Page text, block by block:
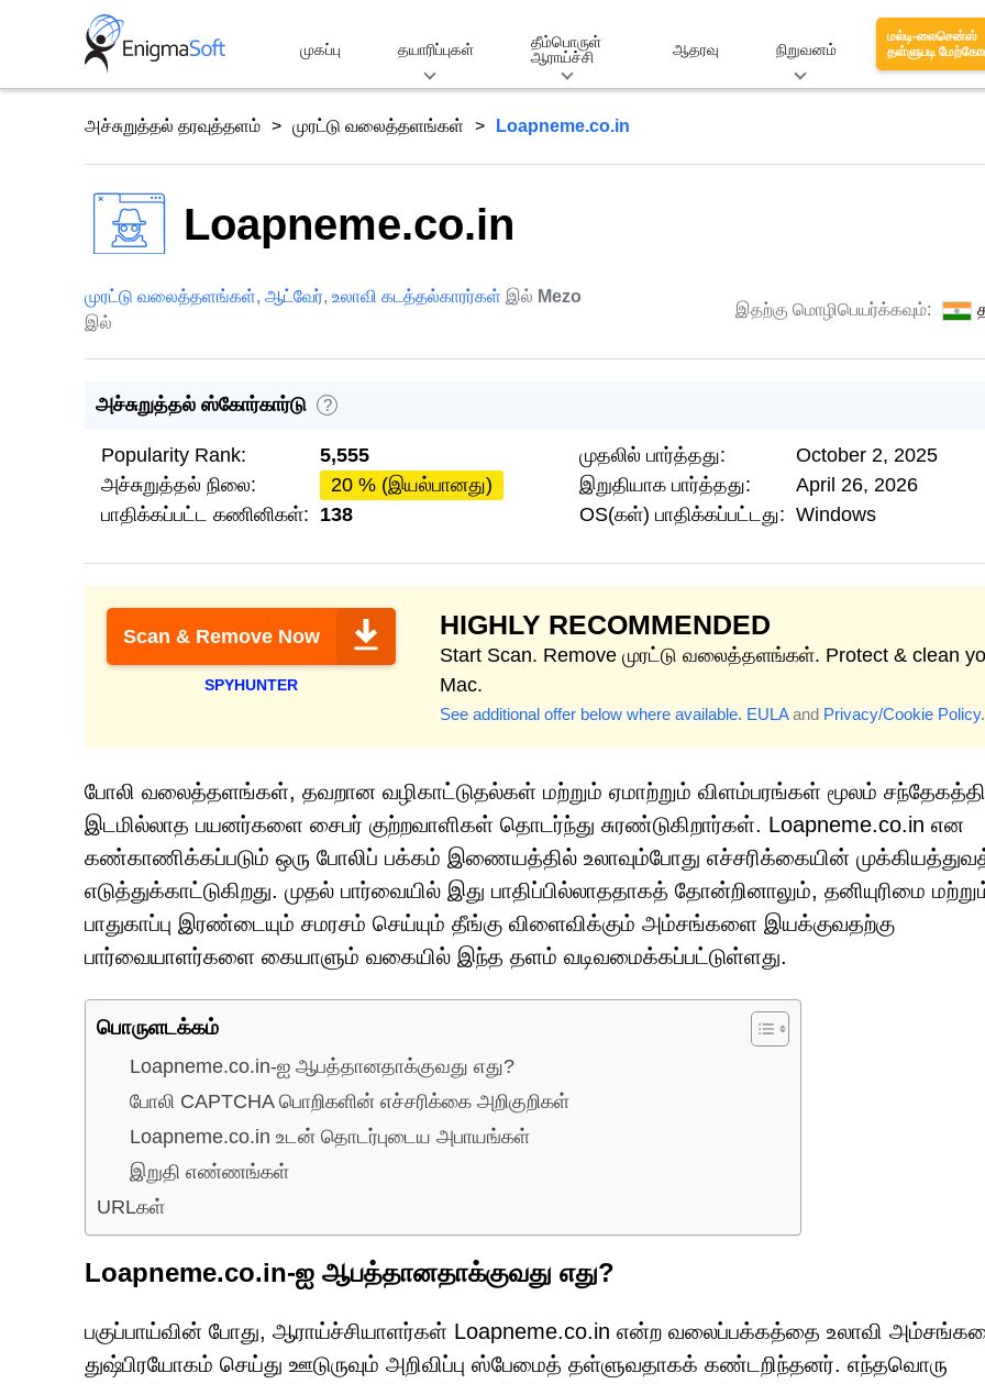
முகப்பு தயாரிப்புகள்
தீம்பொருள்
ஆராய்ச்சி
ஆதரவு நிறுவனம்
மல்டி-லைசென்ஸ்
தள்ளுபடி
அச்சுறுத்தல் தரவுத்தளம் முரட்டு வலைத்தளங்கள் Loapneme.co.in
Loapneme.co.in
முரட்டு வலைத்தளங்கள், ஆட்வேர், உலாவி கடத்தல்காரர்கள் இல் Mezo
இல்
இதற்கு மொழிபெயர்க்கவும்:
அச்சுறுத்தல் ஸ்கோர்கார்டு ?
Popularity Rank:
5,555
அச்சுறுத்தல் நிலை:
20 % (இயல்பானது)
பாதிக்கப்பட்ட கணினிகள்: 138
முதலில் பார்த்தது:
October 2, 2025
இறுதியாக பார்த்தது:
April 26, 2026
OS(கள்) பாதிக்கப்பட்டது: Windows
Scan & Remove Now
SPYHUNTER
HIGHLY RECOMMENDED
Start Scan. Remove முரட்டு வலைத்தளங்கள். Protect & clean
Mac.
See additional offer below where available. EULAand Privacy/Cookie Policy.
போலி வலைத்தளங்கள், தவறான வழிகாட்டுதல்கள் மற்றும் ஏமாற்றும் விளம்பரங்கள் மூலம்
இடமில்லாத பயனர்களை சைபர் குற்றவாளிகள் தொடர்ந்து சுரண்டுகிறார்கள். Loapneme.co.in என
கண்காணிக்கப்படும் ஒரு போலிப் பக்கம் இணையத்தில் உலாவும்போது எச்சரிக்கையின்
எடுத்துக்காட்டுகிறது. முதல் பார்வையில் இது பாதிப்பில்லாததாகத் தோன்றினாலும், தனியுரிமை
பாதுகாப்பு இரண்டையும் சமரசம் செய்யும் தீங்கு விளைவிக்கும் அம்சங்களை இயக்குவதற்கு
பார்வையாளர்களை கையாளும் வகையில் இந்த தளம் வடிவமைக்கப்பட்டுள்ளது.
பொருளடக்கம்
Loapneme.co.in-ஐ ஆபத்தானதாக்குவது எது?
போலி CAPTCHA பொறிகளின் எச்சரிக்கை அறிகுறிகள்
Loapneme.co.in உடன் தொடர்புடைய அபாயங்கள்
இறுதி எண்ணங்கள்
URLகள்
Loapneme.co.in-ஐ ஆபத்தானதாக்குவது எது?
பகுப்பாய்வின் போது, ஆராய்ச்சியாளர்கள் Loapneme.co.in என்ற வலைப்பக்கத்தை உலாவி
துஷ்பிரயோகம் செய்து ஊடுருவும் அறிவிப்பு ஸ்பேமைத் தள்ளுவதாகக் கண்டறிந்தனர். எந்தவொரு